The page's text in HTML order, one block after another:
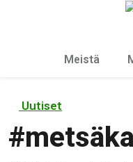
Meistä
Uutiset
#